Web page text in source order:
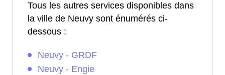
Tous les autres services disponibles dans
la ville de Neuvy sont énumérés ci-
dessous :
Neuvy - GRDF
Neuvy - Engie